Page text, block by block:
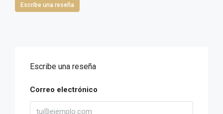
Escribe una reseña
Escribe una reseña
Correo electrónico